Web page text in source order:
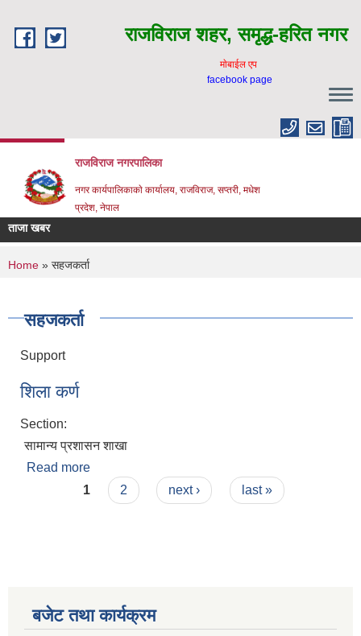
राजविराज शहर, समृद्ध-हरित नगर
माेबाईल एप
facebook page
राजविराज नगरपालिका
नगर कार्यपालिकाकाे कार्यालय, राजविराज, सप्तरी, मधेश
प्रदेश, नेपाल
ताजा खबर
You are here
Home » सहजकर्ता
सहजकर्ता
Support
शिला कर्ण
Section:
सामान्य प्रशासन शाखा
Read more
Pages
1 2 next › last »
बजेट तथा कार्यक्रम